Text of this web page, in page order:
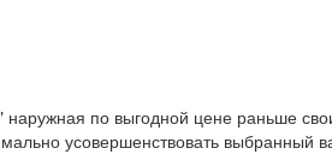
по выгодной цене раньше
усовершенствовать выбранный